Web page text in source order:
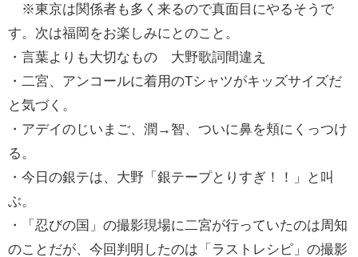
※東京は関係者も多く来るので真面目にやるそうで
す。次は福岡をお楽しみにとのこと。
・言葉よりも大切なもの 大野歌詞間違え
・二宮、アンコールに着用のTシャツがキッズサイズだ
と気づく。
・アデイのじいまご、潤→智、ついに鼻を頬にくっつけ
る。
・今日の銀テは、大野「銀テープとりすぎ！！」と叫
ぶ。
・「忍びの国」の撮影現場に二宮が行っていたのは周知
のことだが、今回判明したのは「ラストレシピ」の撮影